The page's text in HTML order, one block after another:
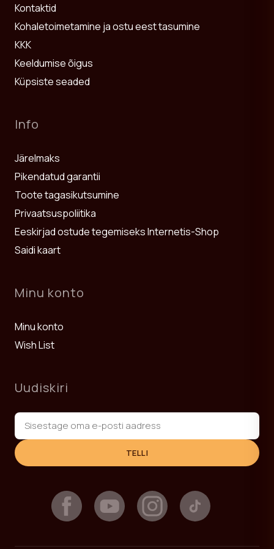
Kontaktid
Kohaletoimetamine ja ostu eest tasumine
KKK
Keeldumise õigus
Küpsiste seaded
Info
Järelmaks
Pikendatud garantii
Toote tagasikutsumine
Privaatsuspoliitika
Eeskirjad ostude tegemiseks Internetis-Shop
Saidi kaart
Minu konto
Minu konto
Wish List
Uudiskiri
TELLI